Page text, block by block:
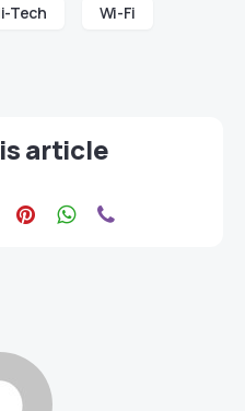
Tech Wi-Fi
article